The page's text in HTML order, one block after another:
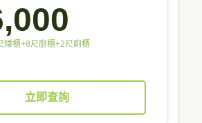
矮櫃+8尺廚櫃+2尺廁櫃
立即查詢